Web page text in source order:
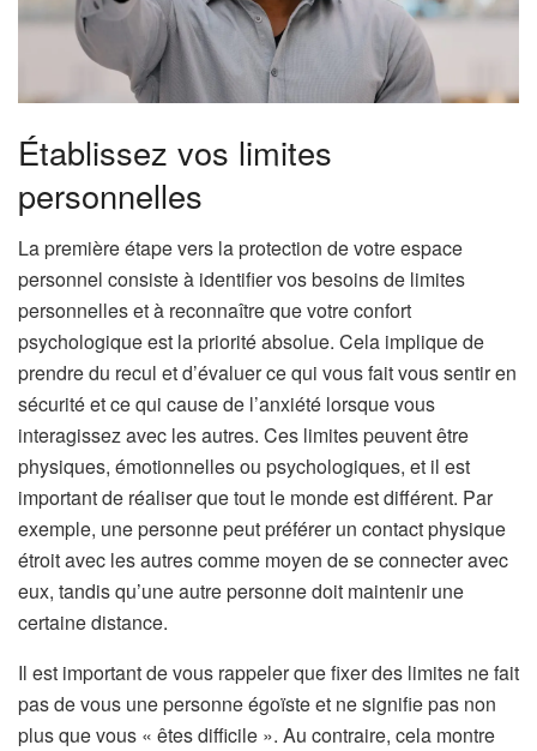
Établissez vos limites
personnelles
La première étape vers la protection de votre espace
personnel consiste à identifier vos besoins de limites
personnelles et à reconnaître que votre confort
psychologique est la priorité absolue. Cela implique de
prendre du recul et d’évaluer ce qui vous fait vous sentir en
sécurité et ce qui cause de l’anxiété lorsque vous
interagissez avec les autres. Ces limites peuvent être
physiques, émotionnelles ou psychologiques, et il est
important de réaliser que tout le monde est différent. Par
exemple, une personne peut préférer un contact physique
étroit avec les autres comme moyen de se connecter avec
eux, tandis qu’une autre personne doit maintenir une
certaine distance.
Il est important de vous rappeler que fixer des limites ne fait
pas de vous une personne égoïste et ne signifie pas non
plus que vous « êtes difficile ». Au contraire, cela montre